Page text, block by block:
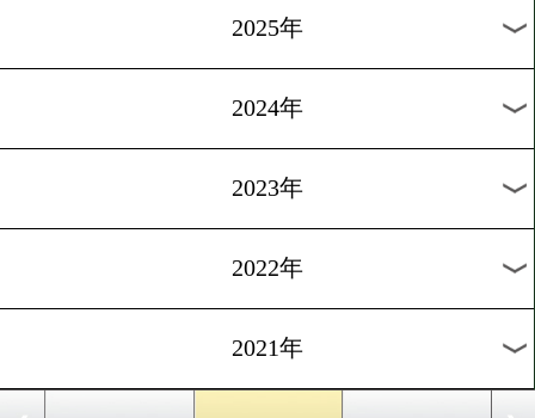
[告知]2018.11.22
を開催
[告知]2018.9.22
「木村翔×田中恒成」限定
ズ完成
1